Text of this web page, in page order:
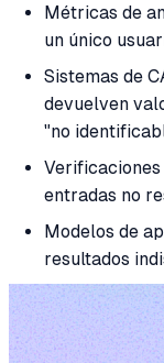
Métricas de
un único
Sistemas de
devuelven
"no
Verificaciones
entradas no
Modelos de
resultados